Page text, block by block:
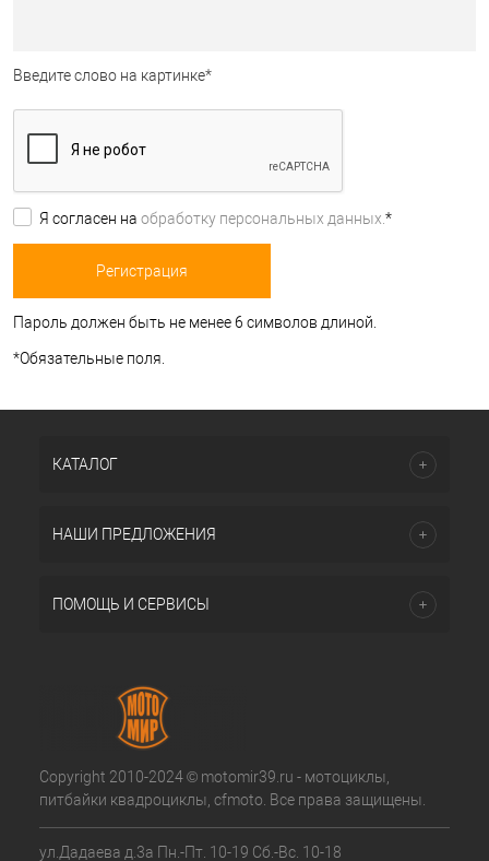
Введите слово на картинке*
Я согласен на обработку персональных данных. *
Пароль должен быть не менее 6 символов длиной.
*Обязательные поля.
КАТАЛОГ
НАШИ ПРЕДЛОЖЕНИЯ
ПОМОЩЬ И СЕРВИСЫ
Copyright 2010-2024 © motomir39.ru - мотоциклы,
питбайки квадроциклы, cfmoto. Все права защищены.
ул.Дадаева д.3а Пн.-Пт. 10-19 Сб.-Вс. 10-18